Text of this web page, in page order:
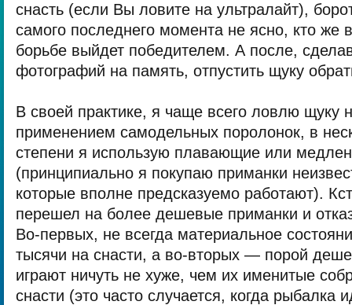
снасть (если Вы ловите на ультралайт),
самого последнего момента не ясно, кто же
борьбе выйдет победителем. А после,
фотографий на память, отпустить щуку
В своей практике, я чаще всего ловлю щуку
применением самодельных поролонок, в
степени я использую плавающие или
(принципиально я покупаю приманки
которые вполне предсказуемо работают).
перешел на более дешевые приманки и
Во-первых, не всегда материальное
тысячи на снасти, а во-вторых — порой
играют ничуть не хуже, чем их именитые
снасти (это часто случается, когда рыбалка